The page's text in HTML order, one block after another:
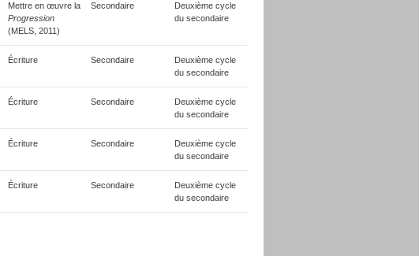
Mettre en œuvre la
Progression
(MELS, 2011)
Secondaire
Deuxième cycle
du secondaire
Écriture Secondaire
Deuxième cycle
du secondaire
Écriture Secondaire
Deuxième cycle
du secondaire
Écriture Secondaire
Deuxième cycle
du secondaire
Écriture Secondaire
Deuxième cycle
du secondaire